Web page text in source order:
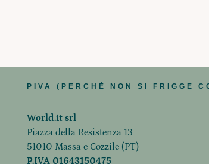
PIVA (PERCHÈ NON SI FRIGGE
World.it srl
Piazza della Resistenza 13
51010 Massa e Cozzile (PT)
P.IVA 01643150475